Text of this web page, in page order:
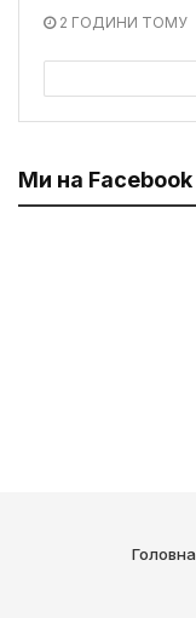
2 ГОДИНИ ТОМУ
Ми на Facebook
Головна